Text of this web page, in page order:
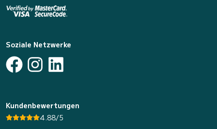
Soziale Netzwerke
Kundenbewertungen
4.88/5